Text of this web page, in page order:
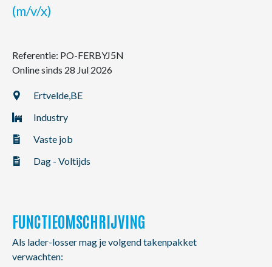
Contact
(m/v/x)
Referentie: PO-FERBYJ5N
Online sinds 28 Jul 2026
Ertvelde,BE
Industry
Vaste job
Dag - Voltijds
FUNCTIEOMSCHRIJVING
Als lader-losser mag je volgend takenpakket
verwachten: